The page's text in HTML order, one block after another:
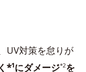
UV対策を怠りが
*¹にダメージ*2を